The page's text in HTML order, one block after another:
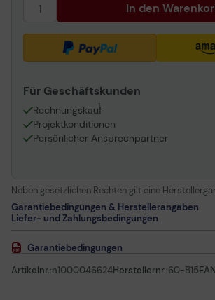
In den
Für Geschäftskunden
Rechnungskauf
1
Projektkonditionen
Persönlicher Ansprechpartner
Neben gesetzlichen Rechten gilt eine
Garantiebedingungen & Herstellerangaben
Liefer- und Zahlungsbedingungen
Garantiebedingungen
Artikelnr.:n1000046624Herstellernr.:60-B15